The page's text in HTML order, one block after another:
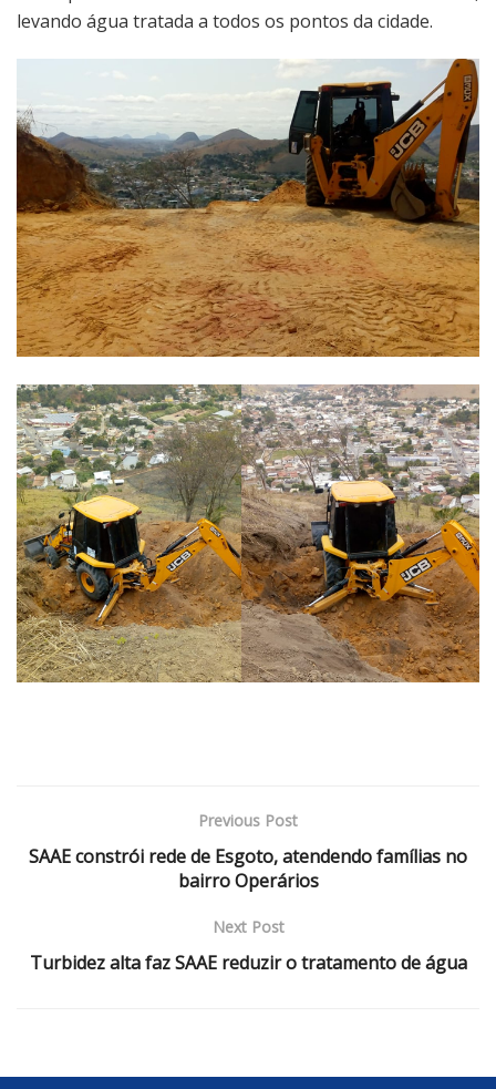
levando água tratada a todos os pontos da cidade.
Previous Post
SAAE constrói rede de Esgoto, atendendo famílias no
bairro Operários
Next Post
Turbidez alta faz SAAE reduzir o tratamento de água